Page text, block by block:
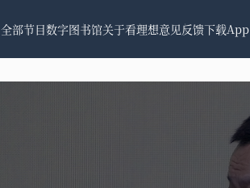
全部节目数字图书馆关于看理想意见反馈下载App